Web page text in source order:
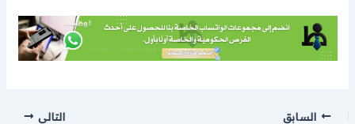
السابق التالي